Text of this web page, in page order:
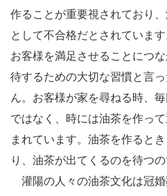
作ることが重要視されており
として不合格だとされていま
お客様を満足させることにつ
待するための大切な習慣と言
ん。お客様が家を尋ねる時、
ではなく、時には油茶を作っ
まれています。油茶を作ると
り、油茶が出てくるのを待つの
灌陽の人々の油茶文化は冠婚